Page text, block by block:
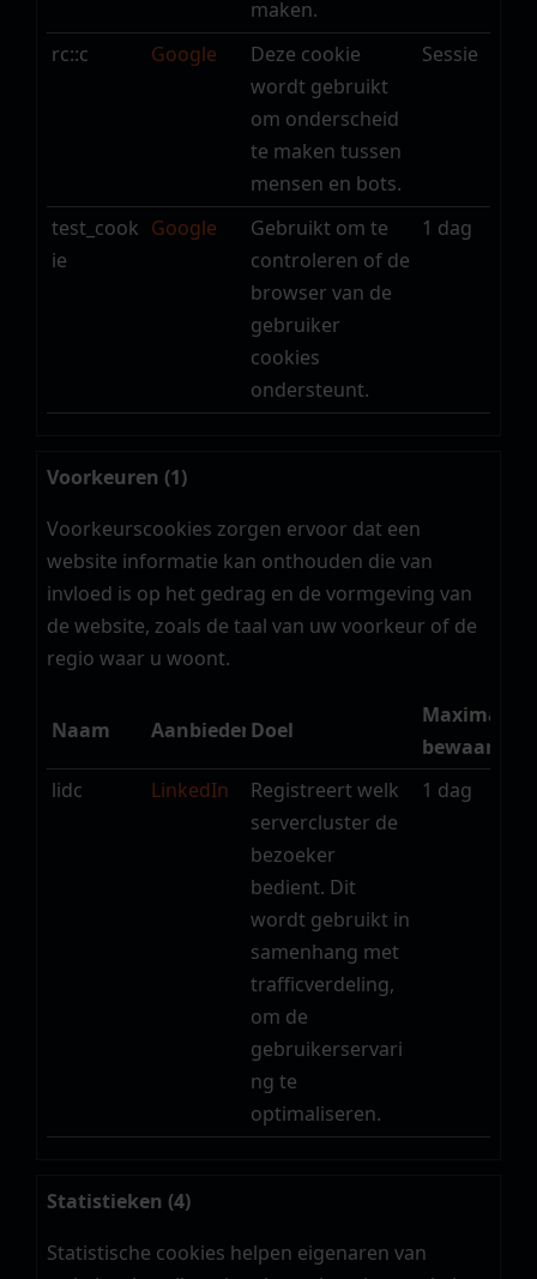
maken.
rc::c
Google
Deze cookie
wordt gebruikt
om onderscheid
te maken tussen
mensen en bots.
Sessie
test_cook
ie
Google
Gebruikt om te
controleren of de
browser van de
gebruiker
cookies
ondersteunt.
1 dag
Voorkeuren (1)
Voorkeurscookies zorgen ervoor dat een
website informatie kan onthouden die van
invloed is op het gedrag en de vormgeving van
de website, zoals de taal van uw voorkeur of de
regio waar u woont.
Naam Aanbieder Doel
Maximale
lidc
LinkedIn
Registreert welk
servercluster de
bezoeker
bedient. Dit
wordt gebruikt in
samenhang met
trafficverdeling,
om de
gebruikerservari
ng te
optimaliseren.
1 dag
Statistieken (4)
Statistische cookies helpen eigenaren van